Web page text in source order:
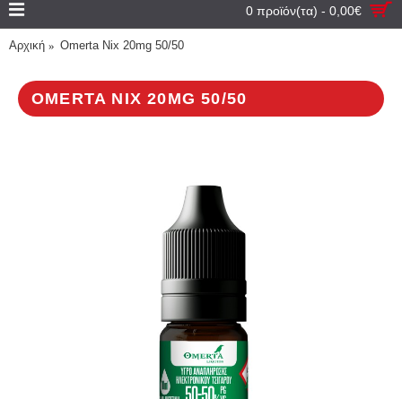
0 προϊόν(τα) - 0,00€
Αρχική Omerta Nix 20mg 50/50
OMERTA NIX 20MG 50/50